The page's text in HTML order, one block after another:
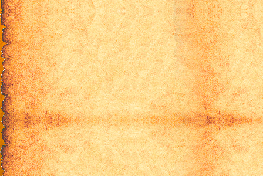
серия 18
серия 19
серия 20
серия 21
серия 22